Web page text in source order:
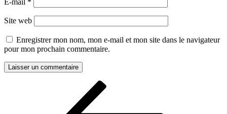
E-mail *
Site web
Enregistrer mon nom, mon e-mail et mon site dans le navigateur
pour mon prochain commentaire.